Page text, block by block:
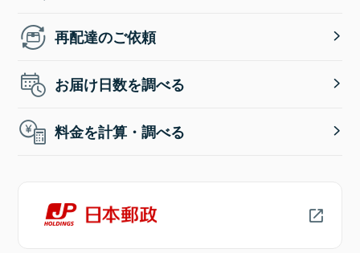
再配達のご依頼
お届け日数を調べる
料金を計算・調べる